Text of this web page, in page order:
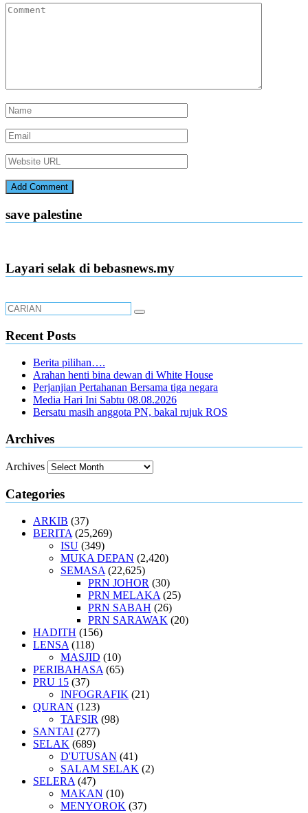
save palestine
Layari selak di bebasnews.my
Recent Posts
Berita pilihan….
Arahan henti bina dewan di White House
Perjanjian Pertahanan Bersama tiga negara
Media Hari Ini Sabtu 08.08.2026
Bersatu masih anggota PN, bakal rujuk ROS
Archives
Archives
Categories
ARKIB (37)
BERITA (25,269)
ISU (349)
MUKA DEPAN (2,420)
SEMASA (22,625)
PRN JOHOR (30)
PRN MELAKA (25)
PRN SABAH (26)
PRN SARAWAK (20)
HADITH (156)
LENSA (118)
MASJID (10)
PERIBAHASA (65)
PRU 15 (37)
INFOGRAFIK (21)
QURAN (123)
TAFSIR (98)
SANTAI (277)
SELAK (689)
D'UTUSAN (41)
SALAM SELAK (2)
SELERA (47)
MAKAN (10)
MENYOROK (37)